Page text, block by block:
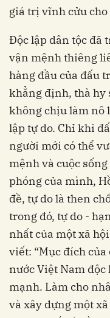
giá trị vĩnh cửu
Độc lập dân tộc đã
vận mệnh thiêng
hàng đầu của đấu
khẳng định, thà hy
không chịu làm nô
lập tự do. Chỉ khi
người mới có thể
mệnh và cuộc
phóng của mình,
đề, tự do là then
trong đó, tự do -
nhất của một xã
viết: “Mục đích
nước Việt Nam
mạnh. Làm cho
và xây dựng một